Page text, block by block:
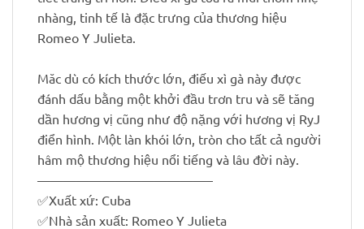
nhàng, tinh tế là đặc trưng của thương hiệu
Romeo Y Julieta.
Măc dù có kích thước lớn, điếu xì gà này được
đánh dấu bằng một khởi đầu trơn tru và sẽ tăng
dần hương vị cũng như độ nặng với hương vị RyJ
điển hình. Một làn khói lớn, tròn cho tất cả người
hâm mộ thương hiệu nổi tiếng và lâu đời này.
—————————————–
✅Xuất xứ: Cuba
✅Nhà sản xuất: Romeo Y Julieta